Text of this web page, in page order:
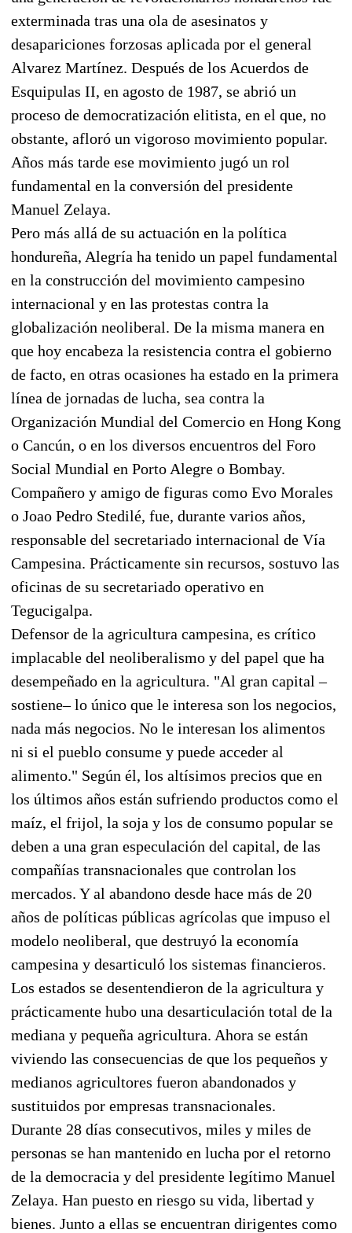
exterminada tras una ola de asesinatos y
desapariciones forzosas aplicada por el general
Alvarez Martínez. Después de los Acuerdos de
Esquipulas II, en agosto de 1987, se abrió un
proceso de democratización elitista, en el que, no
obstante, afloró un vigoroso movimiento popular.
Años más tarde ese movimiento jugó un rol
fundamental en la conversión del presidente
Manuel Zelaya.
Pero más allá de su actuación en la política
hondureña, Alegría ha tenido un papel fundamental
en la construcción del movimiento campesino
internacional y en las protestas contra la
globalización neoliberal. De la misma manera en
que hoy encabeza la resistencia contra el gobierno
de facto, en otras ocasiones ha estado en la primera
línea de jornadas de lucha, sea contra la
Organización Mundial del Comercio en Hong Kong
o Cancún, o en los diversos encuentros del Foro
Social Mundial en Porto Alegre o Bombay.
Compañero y amigo de figuras como Evo Morales
o Joao Pedro Stedilé, fue, durante varios años,
responsable del secretariado internacional de Vía
Campesina. Prácticamente sin recursos, sostuvo las
oficinas de su secretariado operativo en
Tegucigalpa.
Defensor de la agricultura campesina, es crítico
implacable del neoliberalismo y del papel que ha
desempeñado en la agricultura. "Al gran capital –
sostiene– lo único que le interesa son los negocios,
nada más negocios. No le interesan los alimentos
ni si el pueblo consume y puede acceder al
alimento." Según él, los altísimos precios que en
los últimos años están sufriendo productos como el
maíz, el frijol, la soja y los de consumo popular se
deben a una gran especulación del capital, de las
compañías transnacionales que controlan los
mercados. Y al abandono desde hace más de 20
años de políticas públicas agrícolas que impuso el
modelo neoliberal, que destruyó la economía
campesina y desarticuló los sistemas financieros.
Los estados se desentendieron de la agricultura y
prácticamente hubo una desarticulación total de la
mediana y pequeña agricultura. Ahora se están
viviendo las consecuencias de que los pequeños y
medianos agricultores fueron abandonados y
sustituidos por empresas transnacionales.
Durante 28 días consecutivos, miles y miles de
personas se han mantenido en lucha por el retorno
de la democracia y del presidente legítimo Manuel
Zelaya. Han puesto en riesgo su vida, libertad y
bienes. Junto a ellas se encuentran dirigentes como